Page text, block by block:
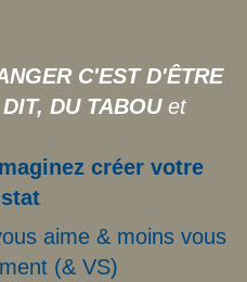
C'EST D'ÊTRE
DU TABOU et
créer votre
aime & moins vous
(& VS)